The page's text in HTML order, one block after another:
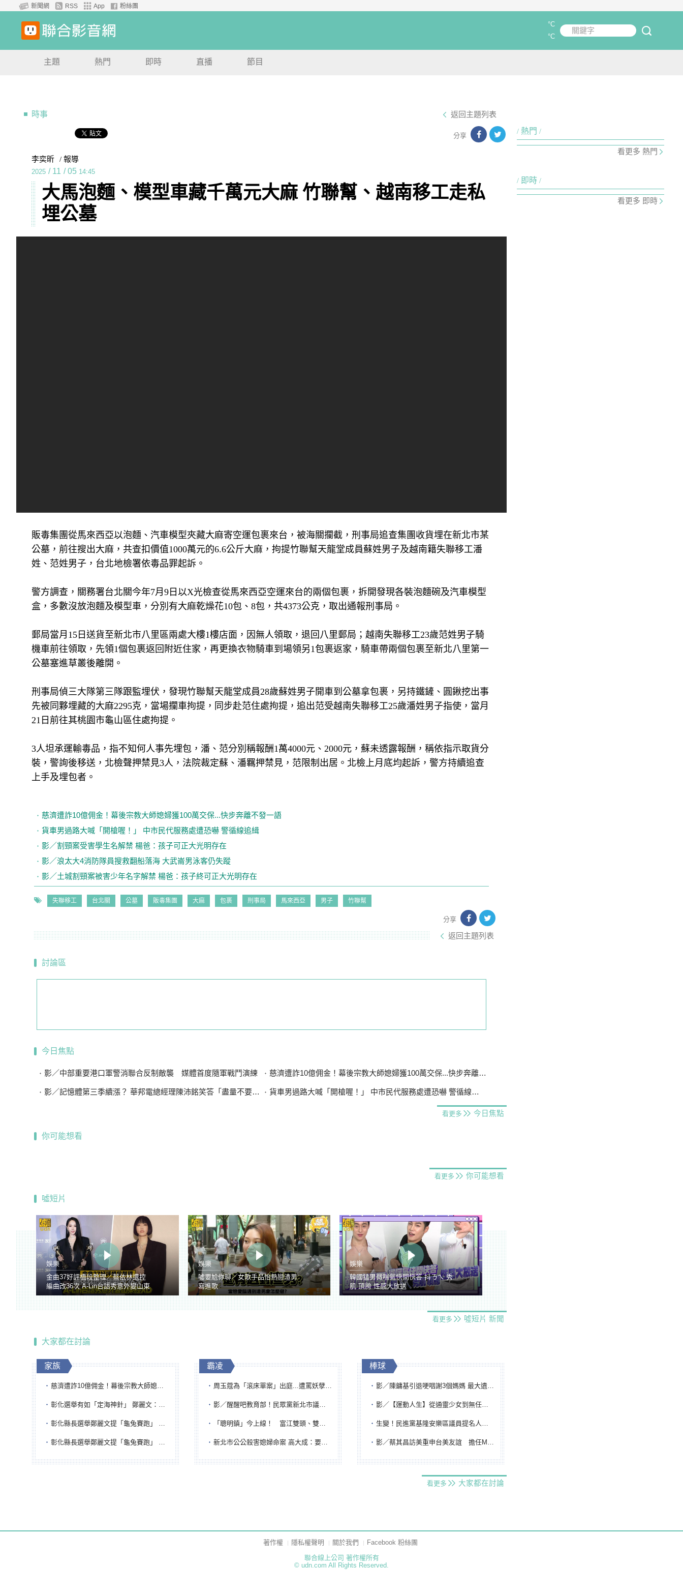
新聞網 RSS App 粉絲團
關鍵字
°C
°C
主題 熱門 即時 直播 節目
時事 返回主題列表
分享
李奕昕 / 報導
2025 / 11 / 05 14:45
大馬泡麵、模型車藏千萬元大麻 竹聯幫、越南移工走私
埋公墓
販毒集團從馬來西亞以泡麵、汽車模型夾藏大麻寄空運包裹來台，被海關攔截，刑事局追查集團收貨埋在新北市某
公墓，前往搜出大麻，共查扣價值1000萬元的6.6公斤大麻，拘提竹聯幫天龍堂成員蘇姓男子及越南籍失聯移工潘
姓、范姓男子，台北地檢署依毒品罪起訴。
警方調查，關務署台北關今年7月9日以X光檢查從馬來西亞空運來台的兩個包裹，拆開發現各裝泡麵碗及汽車模型
盒，多數沒放泡麵及模型車，分別有大麻乾燥花10包、8包，共4373公克，取出通報刑事局。
郵局當月15日送貨至新北市八里區兩處大樓1樓店面，因無人領取，退回八里郵局；越南失聯移工23歲范姓男子騎
機車前往領取，先領1個包裹返回附近住家，再更換衣物騎車到場領另1包裹返家，騎車帶兩個包裹至新北八里第一
公墓塞進草叢後離開。
刑事局偵三大隊第三隊跟監埋伏，發現竹聯幫天龍堂成員28歲蘇姓男子開車到公墓拿包裹，另持鐵鏟、圓鍬挖出事
先被同夥埋藏的大麻2295克，當場攔車拘提，同步赴范住處拘提，追出范受越南失聯移工25歲潘姓男子指使，當月
21日前往其桃園市龜山區住處拘提。
3人坦承運輸毒品，指不知何人事先埋包，潘、范分別稱報酬1萬4000元、2000元，蘇未透露報酬，稱依指示取貨分
裝，警詢後移送，北檢聲押禁見3人，法院裁定蘇、潘羈押禁見，范限制出居。北檢上月底均起訴，警方持續追查
上手及埋包者。
慈濟遭詐10億佣金！幕後宗教大師媳婦獲100萬交保...快步奔離不發一語
貨車男過路大喊「開槍喔！」 中市民代服務處遭恐嚇 警循線追緝
影／割頸案受害學生名解禁 楊爸：孩子可正大光明存在
影／浪太大4消防隊員搜救翻船落海 大武崙男泳客仍失蹤
影／土城割頸案被害少年名字解禁 楊爸：孩子終可正大光明存在
失聯移工 台北關 公墓 販毒集團 大麻 包裹 刑事局 馬來西亞 男子 竹聯幫
分享
返回主題列表
討論區
今日焦點
影／中部重要港口軍警消聯合反制敵襲 媒體首度隨軍戰鬥演練 慈濟遭詐10億佣金！幕後宗教大師媳婦獲100萬交保...快步奔離不發一語
影／記憶體第三季續漲？ 華邦電總經理陳沛銘笑答「盡量不要漲太多」 貨車男過路大喊「開槍喔！」 中市民代服務處遭恐嚇 警循線追緝
看更多 今日焦點
你可能想看
看更多 你可能想看
噓短片
娛樂
金曲37好評橋段整理／蔡依林遭控
編曲改36次 A-Lin台語秀意外變山東
腔
娛樂
噓要尬你聊／女歌手品怡熱戀渣男
寫進歌
娛樂
韓國猛男微喘氣快問快答 抖ㄋㄟ 秀
肌 頂胯 性感大放送
看更多 噓短片 新聞
大家都在討論
家族
慈濟遭詐10億佣金！幕後宗教大師媳婦獲100萬交保...快步奔離不發一語
彰化選舉有如「定海神針」 鄭麗文：傾全黨之力讓彰化贏
彰化縣長選舉鄭麗文提「龜兔賽跑」 綠營、無黨籍忙否認是烏龜
彰化縣長選舉鄭麗文提「龜兔賽跑」 綠營、無黨籍忙否認是烏龜
霸凌
周玉蔻為「滾床單案」出庭...遭罵妖孽下地獄 張淑娟批：舌頭殺人有罪
影／醒醒吧教育部！民眾黨新北市議員參選人提出校園反毒防線升級政見
「聰明鎮」今上線！ 富江雙頭、雙一、人頭氣球全登場
新北市公公殺害媳婦命案 高大成：要害殺多刀顯示怨恨深
棒球
影／陳鏞基引退哽咽謝3個媽媽 最大遺憾無緣大聯盟
影／【運動人生】從通靈少女到無任所大使 劉柏君女裁判人生國際發光
生變！民進黨基隆安樂區議員提名人黃永翔突被除名 將另提他人
影／蔡其昌訪美重申台美友誼 擔任MLB大都會台灣日開球嘉賓
看更多 大家都在討論
熱門
看更多 熱門
即時
看更多 即時
著作權 隱私權聲明 關於我們
Facebook 粉絲團
聯合線上公司 著作權所有
© udn.com All Rights Reserved.